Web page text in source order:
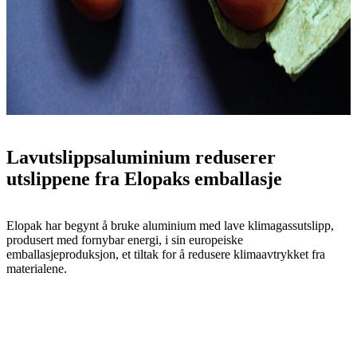
Lavutslippsaluminium reduserer
utslippene fra Elopaks emballasje
Elopak har begynt å bruke aluminium med lave klimagassutslipp,
produsert med fornybar energi, i sin europeiske
emballasjeproduksjon, et tiltak for å redusere klimaavtrykket fra
materialene.